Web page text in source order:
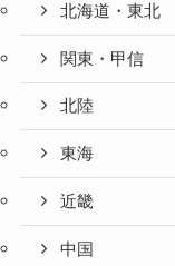
北海道・東北
関東・甲信
北陸
東海
近畿
中国